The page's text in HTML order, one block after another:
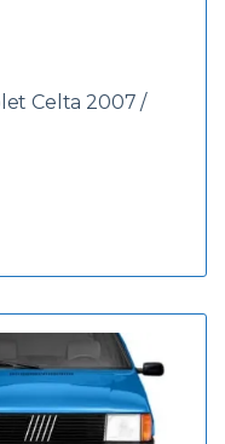
Celta 2007 /